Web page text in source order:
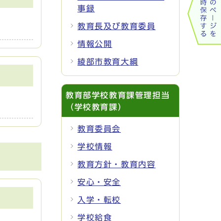
事録
教育長及び教育委員
情報公開
綾部市教育大綱
教育部学校教育課管理担当
（学校教育課）
教育委員会
学校情報
教育方針・教育内容
安心・安全
入学・転校
学校給食